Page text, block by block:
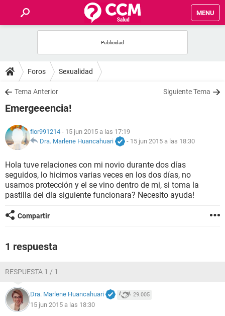
MENU
FOROS
SALUD
FAMILIA
NUTRICIÓN
BIENESTAR
SEXUALIDAD
GLOSARIO
Foros Sexualidad
Tema Anterior Siguiente Tema
Emergeeencia!
flor991214 - 15 jun 2015 a las 17:19
Dra. Marlene Huancahuari
- 15 jun 2015 a las 18:30
Hola tuve relaciones con mi novio durante dos días
seguidos, lo hicimos varias veces en los dos días, no
usamos protección y el se vino dentro de mi, si toma la
pastilla del día siguiente funcionara? Necesito ayuda!
Compartir
1 respuesta
RESPUESTA 1 / 1
Dra. Marlene Huancahuari 29.005
15 jun 2015 a las 18:30